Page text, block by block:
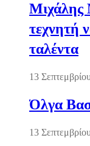
Μιχάλης
τεχνητή
ταλέντα
13
Όλγα
13